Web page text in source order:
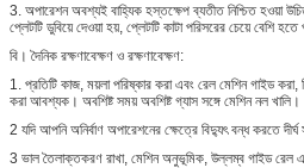
3. অপারেশন অবশ্যই বাহ্যিক হস্তক্ষেপ ব্যতীত নিশ্চিত হওয়া উচিত,
প্লেটটি ডুবিয়ে দেওয়া হয়, প্লেটটি কাটা পরিসরের চেয়ে বেশি
বি। দৈনিক রক্ষণাবেক্ষণ ও রক্ষণাবেক্ষণ:
1. প্রতিটি কাজ, ময়লা পরিষ্কার করা এবং রেল মেশিন গাইড করা,
করা আবশ্যক। অবশিষ্ট সময় অবশিষ্ট গ্যাস সঙ্গে মেশিন নল খালি।
2 যদি আপনি অনির্বাণ অপারেশনের ক্ষেত্রে বিদ্যুৎ বন্ধ করতে
3 ভাল তৈলাক্তকরণ রাখা, মেশিন অনুভূমিক, উল্লম্ব গাইড রেল